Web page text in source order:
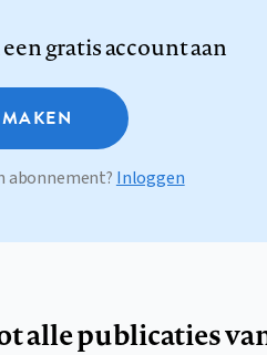
een gratis account aan
abonnement? Inloggen
alle publicaties